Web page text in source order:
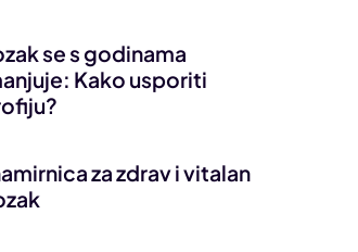
se s godinama
Kako usporiti
za zdrav i vitalan